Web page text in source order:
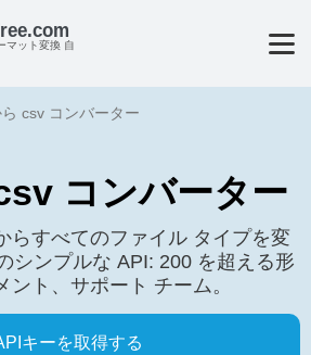
マット変換 自
csv コンバーター
コンバーター
らすべてのファイル タイプを変
シンプルな API: 200 を超える形
ト、サポート チーム。
キーを取得する